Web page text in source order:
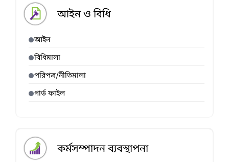
আইন ও বিধি
আইন
বিধিমালা
পরিপত্র/নীতিমালা
গার্ড ফাইল
কর্মসম্পাদন ব্যবস্থাপনা